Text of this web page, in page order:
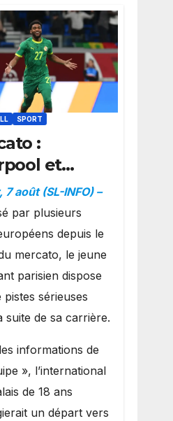
SPORT
:
et
se
en
pour
Ibrahim
7 août (SL-INFO) –
par plusieurs
depuis le
mercato, le jeune
parisien dispose
pistes sérieuses
suite de sa carrière.
informations de
», l’international
de 18 ans
un départ vers